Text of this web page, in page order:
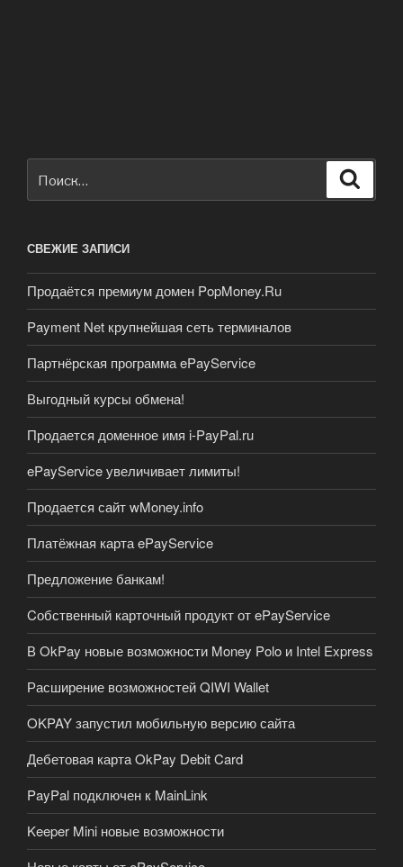
СВЕЖИЕ ЗАПИСИ
Продаётся премиум домен PopMoney.Ru
Payment Net крупнейшая сеть терминалов
Партнёрская программа ePayService
Выгодный курсы обмена!
Продается доменное имя i-PayPal.ru
ePayService увеличивает лимиты!
Продается сайт wMoney.info
Платёжная карта ePayService
Предложение банкам!
Cобственный карточный продукт от ePayService
В OkPay новые возможности Money Polo и Intel Express
Расширение возможностей QIWI Wallet
OKPAY запустил мобильную версию сайта
Дебетовая карта OkPay Debit Card
PayPal подключен к MainLink
Keeper Mini новые возможности